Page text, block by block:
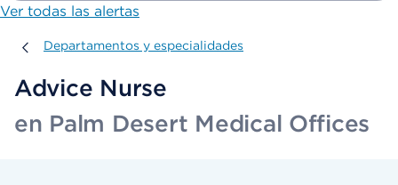
Ver todas las alertas
Departamentos y especialidades
Departamentos y especialidades
Advice Nurse
en Palm Desert Medical Offices